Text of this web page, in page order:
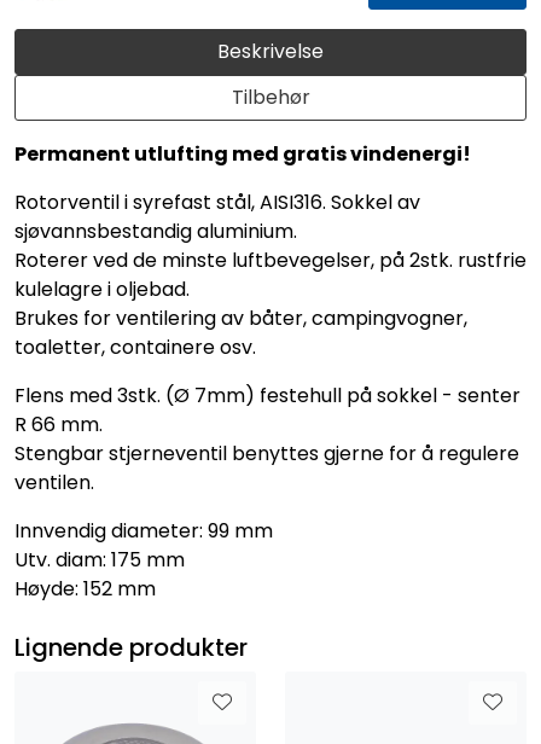
Beskrivelse
Tilbehør
Permanent utlufting med gratis vindenergi!
Rotorventil i syrefast stål, AISI316. Sokkel av
sjøvannsbestandig aluminium.
Roterer ved de minste luftbevegelser, på 2stk. rustfrie
kulelagre i oljebad.
Brukes for ventilering av båter, campingvogner,
toaletter, containere osv.
Flens med 3stk. (Ø 7mm) festehull på sokkel - senter
R 66 mm.
Stengbar stjerneventil benyttes gjerne for å regulere
ventilen.
Innvendig diameter: 99 mm
Utv. diam: 175 mm
Høyde: 152 mm
Lignende produkter